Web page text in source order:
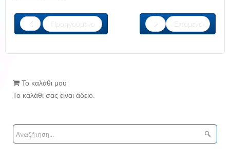
Προηγούμενο Επόμενο
Το καλάθι μου
Το καλάθι σας είναι άδειο.